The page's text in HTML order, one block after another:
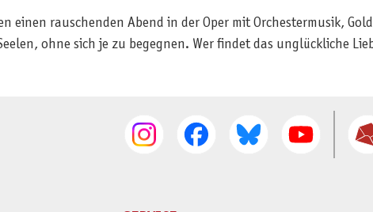
einen rauschenden Abend in der Oper mit Orchestermusik,
ohne sich je zu begegnen. Wer findet das unglückliche